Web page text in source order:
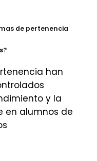
de pertenencia
han
y la
en alumnos de